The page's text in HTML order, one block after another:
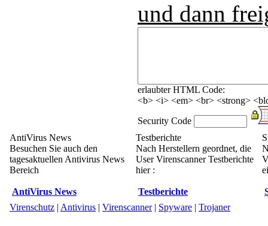
und dann
erlaubter HTML Code:
<b> <i> <em> <br> <strong>
Security Code
AntiVirus News
Besuchen Sie auch den
tagesaktuellen Antivirus News
Bereich
AntiVirus News
Testberichte
Nach Herstellern geordnet, die
User Virenscanner Testberichte
hier :
Testberichte
Virenschutz | Antivirus | Virenscanner| Spyware | Trojaner